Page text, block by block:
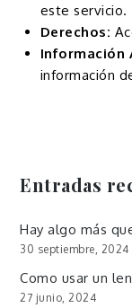
este servicio.
Derechos:
Información
información
Entradas
Hay algo más
30 septiembre, 2024
Como usar un
27 junio, 2024